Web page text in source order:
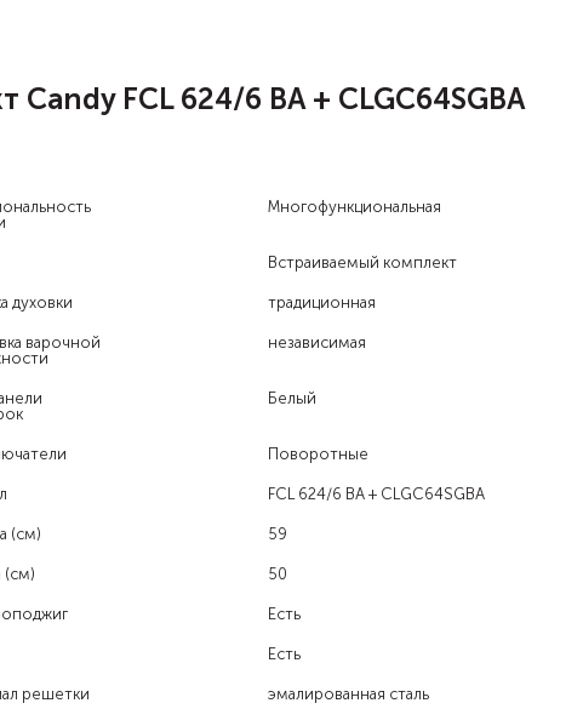
FCL 624/6 BA + CLGC64SGBA
Многофункциональная
Встраиваемый комплект
духовки традиционная
варочной
независимая
Белый
Поворотные
FCL 624/6 BA + CLGC64SGBA
(см) 59
(см) 50
Есть
Есть
решетки эмалированная сталь